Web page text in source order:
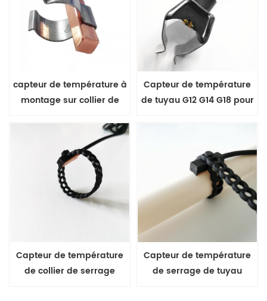
capteur de température à
montage sur collier de
Capteur de température
de tuyau G12 G14 G18 pour
Capteur de température
de collier de serrage
Capteur de température
de serrage de tuyau